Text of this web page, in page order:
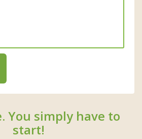
You simply have to
start!